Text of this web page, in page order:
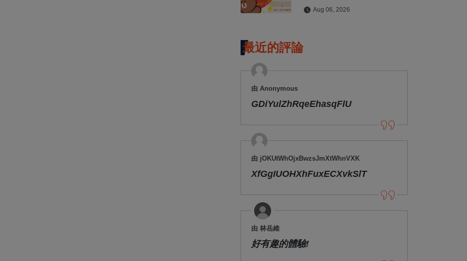
Aug 06, 2026
最近的評論
由 Anonymous
GDiYulZhRqeEhasqFlU
由 jOKUtWhOjxBwzsJmXtWhnVXK
XfGgIUOHXhFuxECXvkSlT
由 林岳維
好有趣的體驗!